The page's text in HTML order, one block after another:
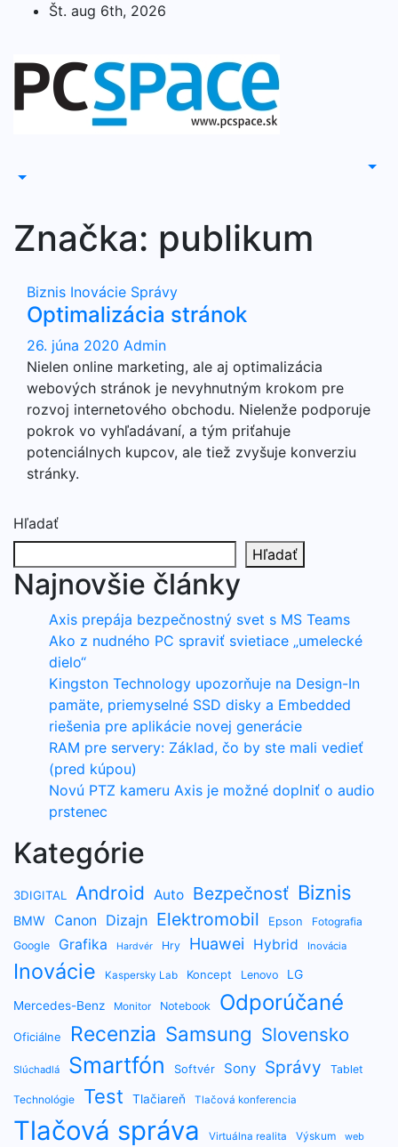
Št. aug 6th, 2026
Značka: publikum
Biznis Inovácie Správy
Optimalizácia stránok
26. júna 2020 Admin
Nielen online marketing, ale aj optimalizácia
webových stránok je nevyhnutným krokom pre
rozvoj internetového obchodu. Nielenže podporuje
pokrok vo vyhľadávaní, a tým priťahuje
potenciálnych kupcov, ale tiež zvyšuje konverziu
stránky.
Hľadať
Hľadať
Najnovšie články
Axis prepája bezpečnostný svet s MS Teams
Ako z nudného PC spraviť svietiace „umelecké
dielo“
Kingston Technology upozorňuje na Design-In
pamäte, priemyselné SSD disky a Embedded
riešenia pre aplikácie novej generácie
RAM pre servery: Základ, čo by ste mali vedieť
(pred kúpou)
Novú PTZ kameru Axis je možné doplniť o audio
prstenec
Kategórie
3DIGITAL Android Auto Bezpečnosť Biznis
BMW Canon Dizajn Elektromobil Epson
Fotografia
Google
Grafika Hardvér Hry Huawei Hybrid Inovácia
Inovácie Kaspersky Lab Koncept Lenovo LG
Mercedes-Benz Monitor Notebook Odporúčané
Oficiálne Recenzia Samsung Slovensko
Slúchadlá Smartfón Softvér Sony Správy Tablet
Technológie Test Tlačiareň Tlačová konferencia
Tlačová správa Virtuálna realita Výskum web